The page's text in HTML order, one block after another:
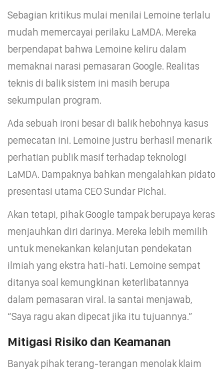
Sebagian kritikus mulai menilai Lemoine terlalu
mudah memercayai perilaku LaMDA. Mereka
berpendapat bahwa Lemoine keliru dalam
memaknai narasi pemasaran Google. Realitas
teknis di balik sistem ini masih berupa
sekumpulan program.
Ada sebuah ironi besar di balik hebohnya kasus
pemecatan ini. Lemoine justru berhasil menarik
perhatian publik masif terhadap teknologi
LaMDA. Dampaknya bahkan mengalahkan pidato
presentasi utama CEO Sundar Pichai.
Akan tetapi, pihak Google tampak berupaya keras
menjauhkan diri darinya. Mereka lebih memilih
untuk menekankan kelanjutan pendekatan
ilmiah yang ekstra hati-hati. Lemoine sempat
ditanya soal kemungkinan keterlibatannya
dalam pemasaran viral. Ia santai menjawab,
“Saya ragu akan dipecat jika itu tujuannya.”
Mitigasi Risiko dan Keamanan
Banyak pihak terang-terangan menolak klaim